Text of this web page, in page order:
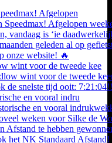
Afgelopen
wint voor de tweede kee
en vooral indru